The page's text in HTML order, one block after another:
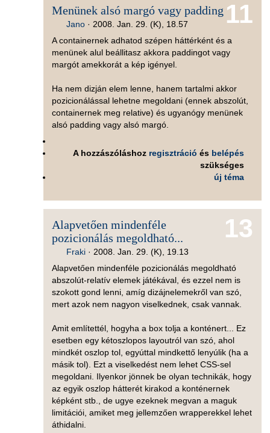
11
Menünek alsó margó vagy padding
Jano· 2008. Jan. 29. (K), 18.57
A containernek adhatod szépen háttérként és a
menünek alul beállitasz akkora paddingot vagy
margót amekkorát a kép igényel.
Ha nem dizján elem lenne, hanem tartalmi akkor
pozicionálással lehetne megoldani (ennek abszolút,
containernek meg relative) és ugyanógy menünek
alsó padding vagy alsó margó.
A hozzászóláshoz regisztráció és belépés
szükséges
új téma
13
Alapvetően mindenféle
pozicionálás megoldható...
Fraki· 2008. Jan. 29. (K), 19.13
Alapvetően mindenféle pozicionálás megoldható
abszolút-relatív elemek játékával, és ezzel nem is
szokott gond lenni, amíg dizájnelemekről van szó,
mert azok nem nagyon viselkednek, csak vannak.
Amit említettél, hogyha a box tolja a konténert... Ez
esetben egy kétoszlopos layoutról van szó, ahol
mindkét oszlop tol, egyúttal mindkettő lenyúlik (ha a
másik tol). Ezt a viselkedést nem lehet CSS-sel
megoldani. Ilyenkor jönnek be olyan technikák, hogy
az egyik oszlop hátterét kirakod a konténernek
képként stb., de ugye ezeknek megvan a maguk
limitációi, amiket meg jellemzően wrapperekkel lehet
áthidalni.